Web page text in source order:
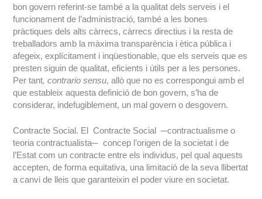
bon govern referint-se també a la qualitat dels serveis i el
funcionament de l’administració, també a les bones
pràctiques dels alts càrrecs, càrrecs directius i la resta de
treballadors amb la màxima transparència i ètica pública i
afegeix, explícitament i inqüestionable, que els serveis que es
presten siguin de qualitat, eficients i útils per a les persones.
Per tant, contrario sensu, allò que no es correspongui amb el
que estableix aquesta definició de bon govern, s’ha de
considerar, indefugiblement, un mal govern o desgovern.
Contracte Social. El Contracte Social ─contractualisme o
teoria contractualista─ concep l’origen de la societat i de
l’Estat com un contracte entre els individus, pel qual aquests
accepten, de forma equitativa, una limitació de la seva llibertat
a canvi de lleis que garanteixin el poder viure en societat.